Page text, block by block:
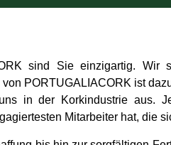
sind Sie einzigartig. Wir
PORTUGALIACORK ist
in der Korkindustrie aus.
Mitarbeiter hat, die